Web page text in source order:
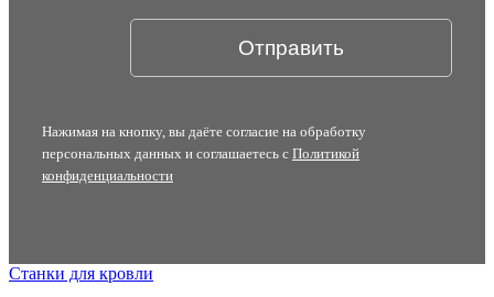
Нажимая на кнопку, вы даёте согласие на обработку
персональных данных и соглашаетесь с Политикой
конфиденциальности
Станки для кровли